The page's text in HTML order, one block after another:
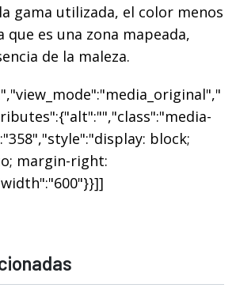
gama utilizada, el color menos
que es una zona mapeada,
de la maleza.
block;
margin-right: